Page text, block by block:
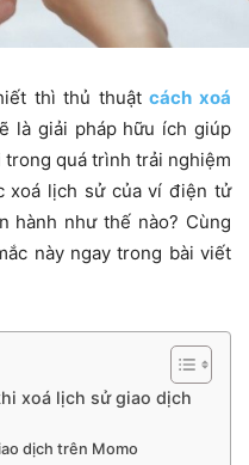
thì thủ thuậtcách xoá
là giải pháp hữu ích giúp
quá trình trải nghiệm
xoá lịch sử của ví điện tử
hành như thế nào? Cùng
này ngay trong bài viết
xoá lịch sử giao dịch
dịch trên Momo